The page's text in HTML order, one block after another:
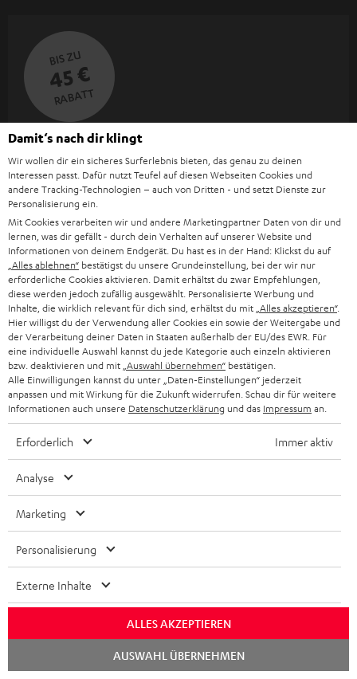
BIS ZU
45 €
RABATT
N
e
w
s
l
e
t
t
e
r
a
n
m
e
l
d
u
n
g
Wähle deinen Gutschein!
Melde dich für den Newsletter an und erhalte bis zu
45 € als Dankeschön.
WIDGET
JETZT
Kategorien
HEIMKINO
HEIMKINO-KOMPLETTANLAGEN
SOUNDBAR
HIFI-LAUTSPRECHER
SMART HOME
BLUETOOTH-LAUTSPRECHER
PRESSE & MARKETING
Teufel Onlineshops
DEUTSCHLAND
Damit‘s nach dir klingt
Wir wollen dir ein sicheres Surferlebnis bieten, das genau zu deinen
Interessen passt. Dafür nutzt Teufel auf diesen Webseiten Cookies und
andere Tracking-Technologien – auch von Dritten - und setzt Dienste zur
Personalisierung ein.
Mit Cookies verarbeiten wir und andere Marketingpartner Daten von dir und
lernen, was dir gefällt - durch dein Verhalten auf unserer Website und
Informationen von deinem Endgerät. Du hast es in der Hand: Klickst du auf
„Alles ablehnen“ bestätigst du unsere Grundeinstellung, bei der wir nur
erforderliche Cookies aktivieren. Damit erhältst du zwar Empfehlungen,
diese werden jedoch zufällig ausgewählt. Personalisierte Werbung und
Inhalte, die wirklich relevant für dich sind, erhältst du mit „Alles akzeptieren“.
Hier willigst du der Verwendung aller Cookies ein sowie der Weitergabe und
der Verarbeitung deiner Daten in Staaten außerhalb der EU/des EWR. Für
eine individuelle Auswahl kannst du jede Kategorie auch einzeln aktivieren
bzw. deaktivieren und mit „Auswahl übernehmen“ bestätigen.
Alle Einwilligungen kannst du unter „Daten-Einstellungen“ jederzeit
anpassen und mit Wirkung für die Zukunft widerrufen. Schau dir für weitere
Informationen auch unsere Datenschutzerklärung und das Impressum an.
Erforderlich Immer aktiv
Analyse
Marketing
Personalisierung
Externe Inhalte
ALLES AKZEPTIEREN
AUSWAHL ÜBERNEHMEN